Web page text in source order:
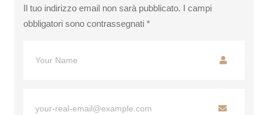
Il tuo indirizzo email non sarà pubblicato. I campi
obbligatori sono contrassegnati *